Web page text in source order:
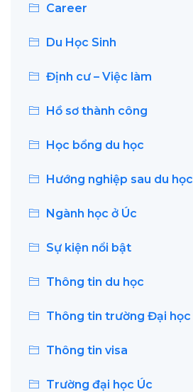
Career
Du Học Sinh
Định cư – Việc làm
Hồ sơ thành công
Học bổng du học
Hướng nghiệp sau du học
Ngành học ở Úc
Sự kiện nổi bật
Thông tin du học
Thông tin trường Đại học
Thông tin visa
Trường đại học Úc